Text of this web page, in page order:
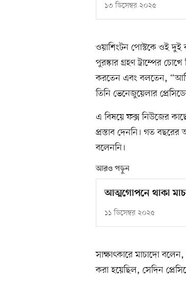
১৩ ডিসেম্বর ২০২৫
ওয়াশিংটন পোস্টকে ওই দুই
পুরস্কার গ্রহণ ট্রাম্পের
করতেন এবং বলতেন, “আমি
তিনি ভেনেজুয়েলার
এ বিষয়ে ফক্স নিউজের
প্রস্তাব দেননি। গত বছরের
বলেননি।
আরও পড়ুন
আত্মগোপনে থাকা
১১ ডিসেম্বর ২০২৫
সাক্ষাৎকারে মাচাদো
করা হয়েছিল, সেদিন